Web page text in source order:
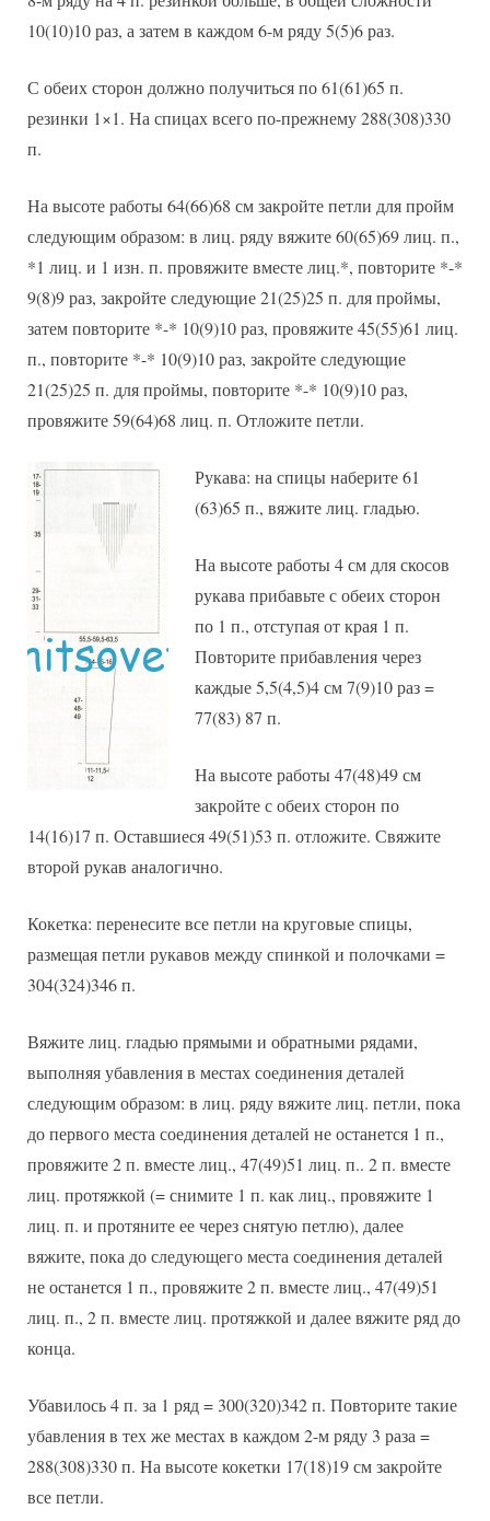
10(10)10 раз, а затем в каждом 6-м ряду 5(5)6 раз.
С обеих сторон должно получиться по 61(61)65 п.
резинки 1×1. На спицах всего по-прежнему 288(308)330
п.
На высоте работы 64(66)68 см закройте петли для пройм
следующим образом: в лиц. ряду вяжите 60(65)69 лиц. п.,
*1 лиц. и 1 изн. п. провяжите вместе лиц.*, повторите *-*
9(8)9 раз, закройте следующие 21(25)25 п. для проймы,
затем повторите *-* 10(9)10 раз, провяжите 45(55)61 лиц.
п., повторите *-* 10(9)10 раз, закройте следующие
21(25)25 п. для проймы, повторите *-* 10(9)10 раз,
провяжите 59(64)68 лиц. п. Отложите петли.
Рукава: на спицы наберите 61
(63)65 п., вяжите лиц. гладью.
На высоте работы 4 см для скосов
рукава прибавьте с обеих сторон
по 1 п., отступая от края 1 п.
Повторите прибавления через
каждые 5,5(4,5)4 см 7(9)10 раз =
77(83) 87 п.
На высоте работы 47(48)49 см
закройте с обеих сторон по
14(16)17 п. Оставшиеся 49(51)53 п. отложите. Свяжите
второй рукав аналогично.
Кокетка: перенесите все петли на круговые спицы,
размещая петли рукавов между спинкой и полочками =
304(324)346 п.
Вяжите лиц. гладью прямыми и обратными рядами,
выполняя убавления в местах соединения деталей
следующим образом: в лиц. ряду вяжите лиц. петли, пока
до первого места соединения деталей не останется 1 п.,
провяжите 2 п. вместе лиц., 47(49)51 лиц. п.. 2 п. вместе
лиц. протяжкой (= снимите 1 п. как лиц., провяжите 1
лиц. п. и протяните ее через снятую петлю), далее
вяжите, пока до следующего места соединения деталей
не останется 1 п., провяжите 2 п. вместе лиц., 47(49)51
лиц. п., 2 п. вместе лиц. протяжкой и далее вяжите ряд до
конца.
Убавилось 4 п. за 1 ряд = 300(320)342 п. Повторите такие
убавления в тех же местах в каждом 2-м ряду 3 раза =
288(308)330 п. На высоте кокетки 17(18)19 см закройте
все петли.